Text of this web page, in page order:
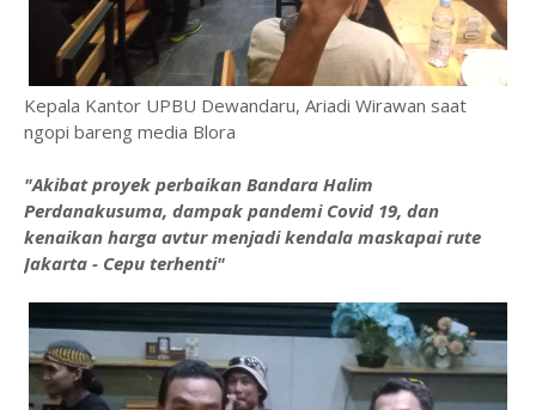
Kepala Kantor UPBU Dewandaru, Ariadi Wirawan saat
ngopi bareng media Blora
"Akibat proyek perbaikan Bandara Halim
Perdanakusuma, dampak pandemi Covid 19, dan
kenaikan harga avtur menjadi kendala maskapai rute
Jakarta - Cepu terhenti"